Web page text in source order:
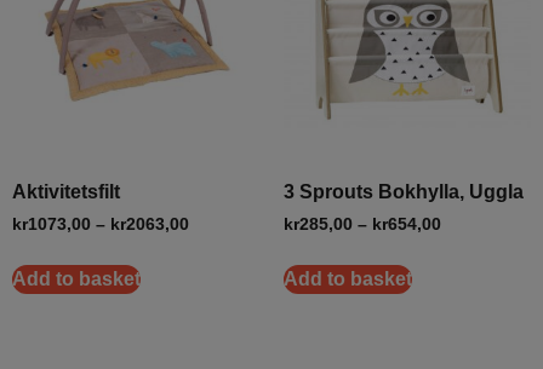
Aktivitetsfilt
kr1073,00 – kr2063,00
Add to basket
3 Sprouts Bokhylla, Uggla
kr285,00 – kr654,00
Add to basket